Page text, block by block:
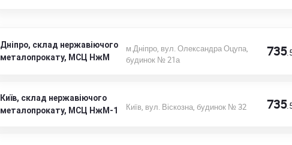
Дніпро, склад нержавіючого
металопрокату, МСЦ НжМ
м.Дніпро, вул. Олександра Оцупа,
будинок № 21а
735
Київ, склад нержавіючого
металопрокату, МСЦ НжМ-1
Київ, вул. Віскозна, будинок № 32 735